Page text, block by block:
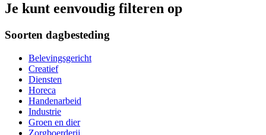
Je kunt eenvoudig filteren op
Soorten dagbesteding
Belevingsgericht
Creatief
Diensten
Horeca
Handenarbeid
Industrie
Groen en dier
Zorgboerderij